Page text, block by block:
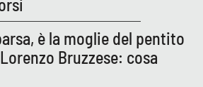
è la moglie del pentito
Bruzzese: cosa